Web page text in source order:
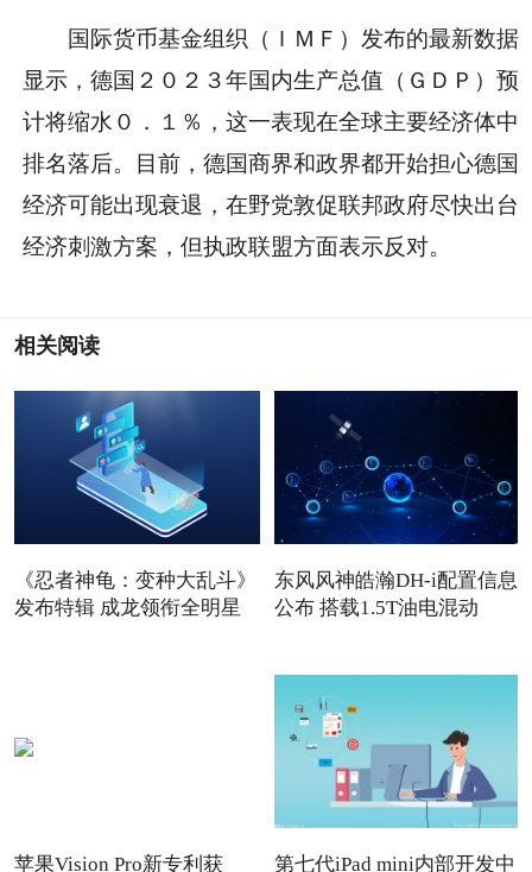
国际货币基金组织（ＩＭＦ）发布的最新数据
显示，德国２０２３年国内生产总值（ＧＤＰ）预
计将缩水０．１％，这一表现在全球主要经济体中
排名落后。目前，德国商界和政界都开始担心德国
经济可能出现衰退，在野党敦促联邦政府尽快出台
经济刺激方案，但执政联盟方面表示反对。
相关阅读
《忍者神龟：变种大乱斗》
发布特辑 成龙领衔全明星
东风风神皓瀚DH-i配置信息
公布 搭载1.5T油电混动
苹果Vision Pro新专利获
第七代iPad mini内部开发中